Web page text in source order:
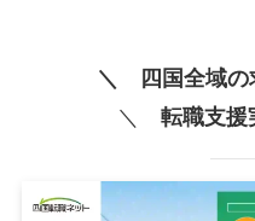
＼ 四国全域の
＼ 転職支援